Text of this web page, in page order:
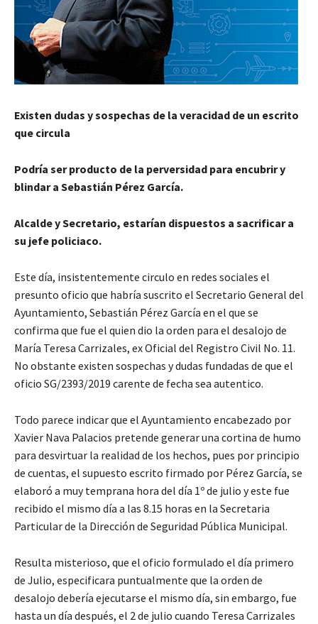
Existen dudas y sospechas de la veracidad de un escrito
que circula
Podría ser producto de la perversidad para encubrir y
blindar a Sebastián Pérez García.
Alcalde y Secretario, estarían dispuestos a sacrificar a
su jefe policiaco.
Este día, insistentemente circulo en redes sociales el
presunto oficio que habría suscrito el Secretario General del
Ayuntamiento, Sebastián Pérez García en el que se
confirma que fue el quien dio la orden para el desalojo de
María Teresa Carrizales, ex Oficial del Registro Civil No. 11.
No obstante existen sospechas y dudas fundadas de que el
oficio SG/2393/2019 carente de fecha sea autentico.
Todo parece indicar que el Ayuntamiento encabezado por
Xavier Nava Palacios pretende generar una cortina de humo
para desvirtuar la realidad de los hechos, pues por principio
de cuentas, el supuesto escrito firmado por Pérez García, se
elaboró a muy temprana hora del día 1º de julio y este fue
recibido el mismo día a las 8.15 horas en la Secretaria
Particular de la Dirección de Seguridad Pública Municipal.
Resulta misterioso, que el oficio formulado el día primero
de Julio, especificara puntualmente que la orden de
desalojo debería ejecutarse el mismo día, sin embargo, fue
hasta un día después, el 2 de julio cuando Teresa Carrizales